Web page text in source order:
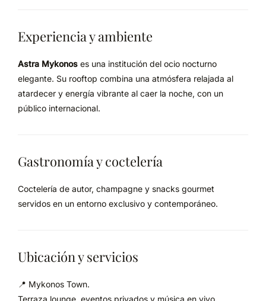
Experiencia y ambiente
Astra Mykonoses una institución del ocio nocturno
elegante. Su rooftop combina una atmósfera relajada al
atardecer y energía vibrante al caer la noche, con un
público internacional.
Gastronomía y coctelería
Coctelería de autor, champagne y snacks gourmet
servidos en un entorno exclusivo y contemporáneo.
Ubicación y servicios
📍 Mykonos Town.
Terraza lounge, eventos privados y música en vivo.